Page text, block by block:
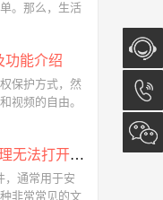
。那么，生活
功能介绍
保护方式，然
视频的自由。
如何打开 EXE 文件，以及如何处理无法打开的问题
，通常用于安
非常常见的文
在线咨
询